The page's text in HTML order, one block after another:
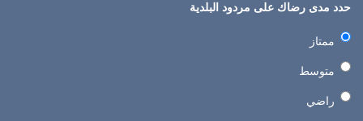
حدد مدى رضاك على مردود البلدية
ممتاز
متوسط
راضي